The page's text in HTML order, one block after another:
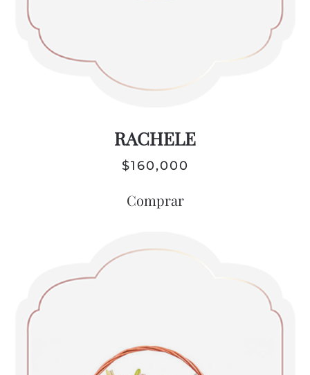
RACHELE
$160,000
Comprar